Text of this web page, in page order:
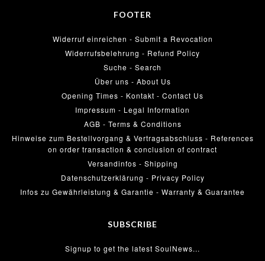
FOOTER
Widerruf einreichen - Submit a Revocation
Widerrufsbelehrung - Refund Policy
Suche - Search
Über uns - About Us
Opening Times - Kontakt - Contact Us
Impressum - Legal Information
AGB - Terms & Conditions
Hinweise zum Bestellvorgang & Vertragsabschluss - References
on order transaction & conclusion of contract
Versandinfos - Shipping
Datenschutzerklärung - Privacy Policy
Infos zu Gewährleistung & Garantie - Warranty & Guarantee
SUBSCRIBE
Signup to get the latest SoulNews...